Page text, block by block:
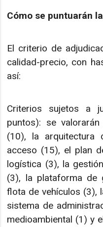
Cómo se puntuarán
El criterio de
calidad-precio, con
así:
Criterios sujetos a
puntos): se
(10), la arquitectura
acceso (15), el plan
logística (3), la
(3), la plataforma de
flota de vehículos (3),
sistema de
medioambiental (1) y